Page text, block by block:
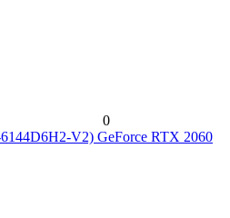
0
V2) GeForce RTX 2060